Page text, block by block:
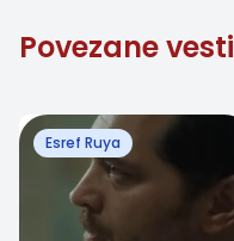
Povezane vesti
Esref Ruya